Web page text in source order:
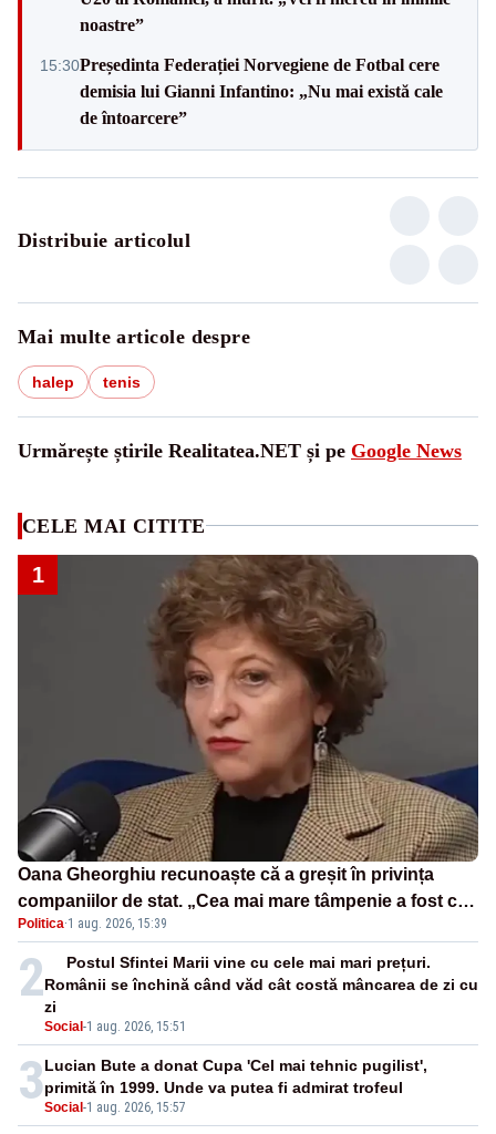
noastre”
15:30Președinta Federației Norvegiene de Fotbal cere
demisia lui Gianni Infantino: „Nu mai există cale
de întoarcere”
Distribuie articolul
Mai multe articole despre
halep tenis
Urmărește știrile Realitatea.NET și pe Google News
CELE MAI CITITE
1
Oana Gheorghiu recunoaște că a greșit în privința
companiilor de stat. „Cea mai mare tâmpenie a fost că
eu am crezut că lucrurile sunt deschise”
Politica·1 aug. 2026, 15:39
2
Social -1 aug. 2026, 15:51
Postul Sfintei Marii vine cu cele mai mari prețuri.
Românii se închină când văd cât costă mâncarea de zi cu
zi
3Social -1 aug. 2026, 15:57
Lucian Bute a donat Cupa 'Cel mai tehnic pugilist',
primită în 1999. Unde va putea fi admirat trofeul